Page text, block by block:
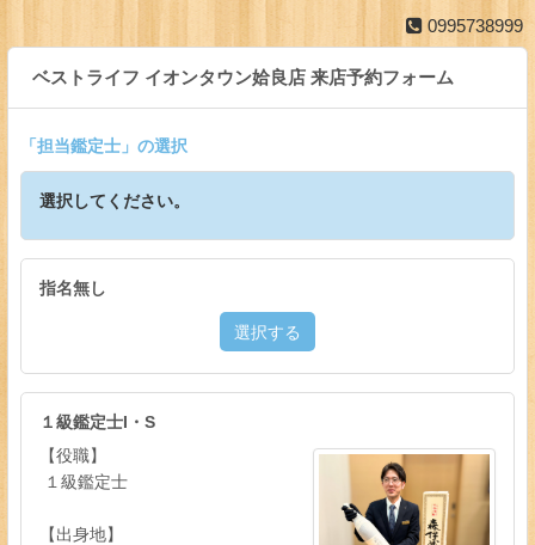
0995738999
ベストライフ イオンタウン姶良店 来店予約フォーム
「 担当鑑定士 」の選択
選択してください。
指名無し
選択する
１級鑑定士I・S
【役職】
１級鑑定士
【出身地】